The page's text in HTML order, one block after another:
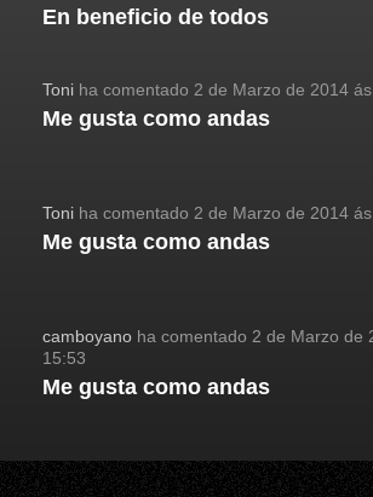
En beneficio de todos
Toni ha comentado 2 de Marzo de 2014
Me gusta como andas
Toni ha comentado 2 de Marzo de 2014
Me gusta como andas
camboyano ha comentado 2 de Marzo de
15:53
Me gusta como andas